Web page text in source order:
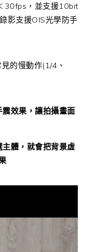
30fps，並支援10bit
影支援OIS光學防手
的慢動作(1/4、
效果，讓拍攝畫面
體，就會把背景虛